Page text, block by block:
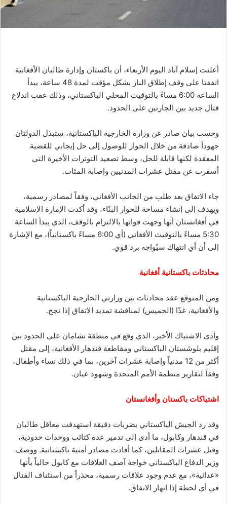
أعلنت إسلام آباد اليوم الأربعاء، أن باكستان وإدارة طالبان الأفغانية
اتفقتا على وقف إطلاق النار بشكل مؤقت لمدة 48 ساعة، يبدأ
الساعة 6:00 مساءً بالتوقيت المحلي الباكستاني، وذلك عقب اندلاع
قتال جديد بين الجارتين على الحدود.
وحسب بيان صادر عن وزارة الخارجية الباكستانية، ستبذل الدولتان
جهوداً صادقة من خلال الحوار للوصول إلى حل إيجابي للقضية
المعقدة لكنها قابلة للحل، وسط تصعيد التوترات الأخيرة التي
أسفرت عن مقتل عشرات المدنيين وإصابة المئات.
جاء الاتفاق بعد طلب من الجانب الأفغاني، وفقاً لمصادر رسمية،
ويهدف إلى إنشاء مساحة للحوار البنّاء، وقد أكدت الإمارة الإسلامية
في أفغانستان أنها وجهت قواتها بالالتزام بالوقف، الذي يبدأ الساعة
5:30 مساءً بالتوقيت الأفغاني (أي 6:00 مساءً باكستانياً)، مع الإشارة
إلى أن أي انتهاك سيُواجه برد قوي.
محادثات باكستانية أفغانية
ومن المتوقع عقد محادثات بين وزارتي الخارجية الباكستانية
والأفغانية، غدًا (الخميس) لمناقشة تمديد الاتفاق إذا نجح.
وأدى الاشتباك الأخير، الذي وقع في منطقة تشامان على الحدود بين
إقليم بلوشستان الباكستاني ومقاطعة قندهار الأفغانية، إلى مقتل
أكثر من 12 مدنياً وإصابة عشرات آخرين، بما في ذلك نساء وأطفال،
وفقاً لتقارير منظمة الأمم المتحدة وشهود عيان.
اشتباكات باكستان وأفغانستان
وقد رد الجيش الباكستاني بضربات دقيقة استهدفت معاقل طالبان
في قندهار وكابول، ما أدى إلى تدمير عدة كتائب ووحدات حدودية،
وقتل عشرات المقاتلين، كما أفادت مصادر أمنية باكستانية. ووصف
وزير الدفاع الباكستاني خواجة آصف العلاقات مع كابول حالياً بأنها
«عدائية»، مع عدم وجود علاقات رسمية، محذراً من استئناف القتال
في أي لحظة إذا انهار الاتفاق.